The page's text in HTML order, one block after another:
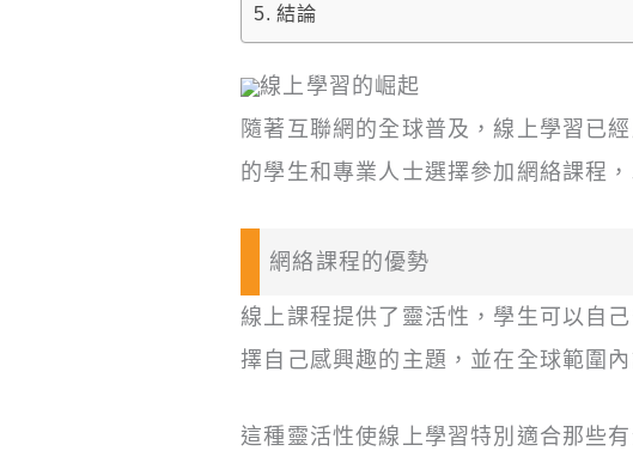
結論
線上學習的崛起
隨著互聯網的全球普及，線上學習已
的學生和專業人士選擇參加網絡課程
網絡課程的優勢
線上課程提供了靈活性，學生可以自
擇自己感興趣的主題，並在全球範圍
這種靈活性使線上學習特別適合那些